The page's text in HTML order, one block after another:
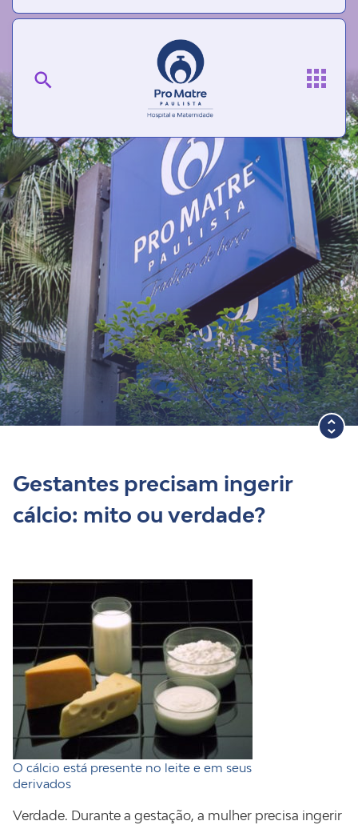
Blog
Gestantes precisam ingerir
cálcio: mito ou verdade?
O cálcio está presente no leite e em seus
derivados
Verdade. Durante a gestação, a mulher precisa ingerir